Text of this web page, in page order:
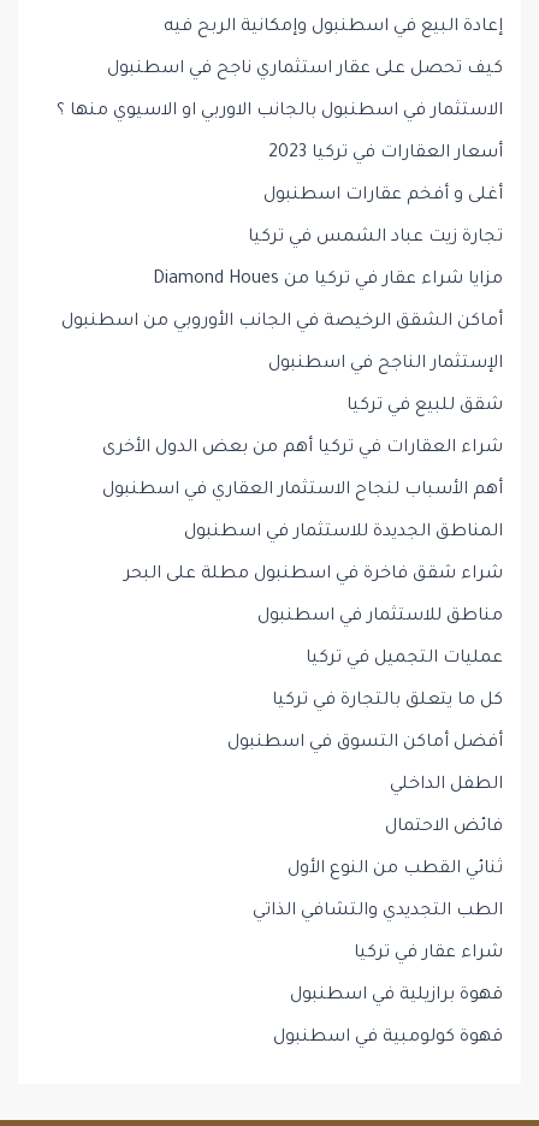
إعادة البيع في اسطنبول وإمكانية الربح فيه
كيف تحصل على عقار استثماري ناجح في اسطنبول
الاستثمار في اسطنبول بالجانب الاوربي او الاسيوي منها ؟
أسعار العقارات في تركيا 2023
أغلى و أفخم عقارات اسطنبول
تجارة زيت عباد الشمس في تركيا
مزايا شراء عقار في تركيا من Diamond Houes
أماكن الشقق الرخيصة في الجانب الأوروبي من اسطنبول
الإستثمار الناجح في اسطنبول
شقق للبيع في تركيا
شراء العقارات في تركيا أهم من بعض الدول الأخرى
أهم الأسباب لنجاح الاستثمار العقاري في اسطنبول
المناطق الجديدة للاستثمار في اسطنبول
شراء شقق فاخرة في اسطنبول مطلة على البحر
مناطق للاستثمار في اسطنبول
عمليات التجميل في تركيا
كل ما يتعلق بالتجارة في تركيا
أفضل أماكن التسوق في اسطنبول
الطفل الداخلي
فائض الاحتمال
ثنائي القطب من النوع الأول
الطب التجديدي والتشافي الذاتي
شراء عقار في تركيا
قهوة برازيلية في اسطنبول
قهوة كولومبية في اسطنبول